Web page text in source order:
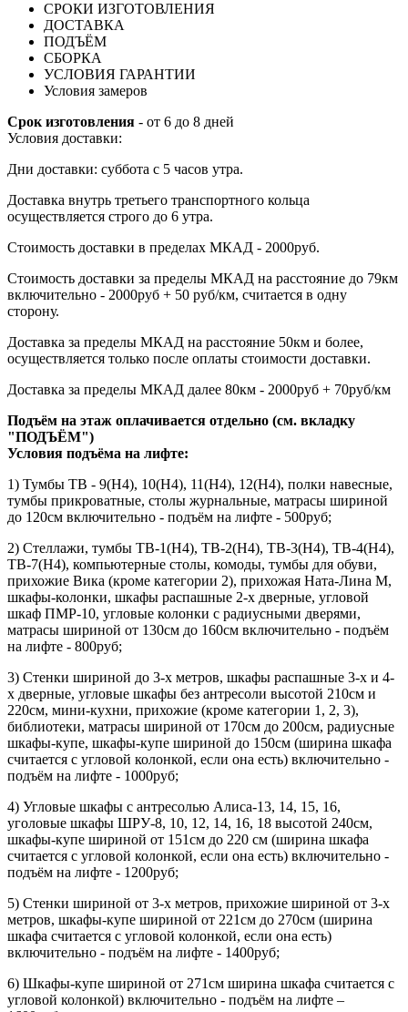
СРОКИ ИЗГОТОВЛЕНИЯ
ДОСТАВКА
ПОДЪЁМ
СБОРКА
УСЛОВИЯ ГАРАНТИИ
Условия замеров
Срок изготовления - от 6 до 8 дней
Условия доставки:
Дни доставки: суббота с 5 часов утра.
Доставка внутрь третьего транспортного кольца
осуществляется строго до 6 утра.
Стоимость доставки в пределах МКАД - 2000руб.
Стоимость доставки за пределы МКАД на расстояние до 79км
включительно - 2000руб + 50 руб/км, считается в одну
сторону.
Доставка за пределы МКАД на расстояние 50км и более,
осуществляется только после оплаты стоимости доставки.
Доставка за пределы МКАД далее 80км - 2000руб + 70руб/км
Подъём на этаж оплачивается отдельно (см. вкладку
"ПОДЪЁМ")
Условия подъёма на лифте:
1) Тумбы ТВ - 9(Н4), 10(Н4), 11(Н4), 12(Н4), полки навесные,
тумбы прикроватные, столы журнальные, матрасы шириной
до 120см включительно - подъём на лифте - 500руб;
2) Стеллажи, тумбы ТВ-1(Н4), ТВ-2(Н4), ТВ-3(Н4), ТВ-4(Н4),
ТВ-7(Н4), компьютерные столы, комоды, тумбы для обуви,
прихожие Вика (кроме категории 2), прихожая Ната-Лина М,
шкафы-колонки, шкафы распашные 2-х дверные, угловой
шкаф ПМР-10, угловые колонки с радиусными дверями,
матрасы шириной от 130см до 160см включительно - подъём
на лифте - 800руб;
3) Стенки шириной до 3-х метров, шкафы распашные 3-х и 4-
х дверные, угловые шкафы без антресоли высотой 210см и
220см, мини-кухни, прихожие (кроме категории 1, 2, 3),
библиотеки, матрасы шириной от 170см до 200см, радиусные
шкафы-купе, шкафы-купе шириной до 150см (ширина шкафа
считается с угловой колонкой, если она есть) включительно -
подъём на лифте - 1000руб;
4) Угловые шкафы с антресолью Алиса-13, 14, 15, 16,
уголовые шкафы ШРУ-8, 10, 12, 14, 16, 18 высотой 240см,
шкафы-купе шириной от 151см до 220 см (ширина шкафа
считается с угловой колонкой, если она есть) включительно -
подъём на лифте - 1200руб;
5) Стенки шириной от 3-х метров, прихожие шириной от 3-х
метров, шкафы-купе шириной от 221см до 270см (ширина
шкафа считается с угловой колонкой, если она есть)
включительно - подъём на лифте - 1400руб;
6) Шкафы-купе шириной от 271см ширина шкафа считается с
угловой колонкой) включительно - подъём на лифте –